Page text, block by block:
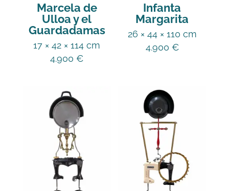
Marcela de
Ulloa y el
Guardadamas
17 × 42 × 114 cm
4.900€
Infanta
Margarita
26 × 44 × 110 cm
4.900 €